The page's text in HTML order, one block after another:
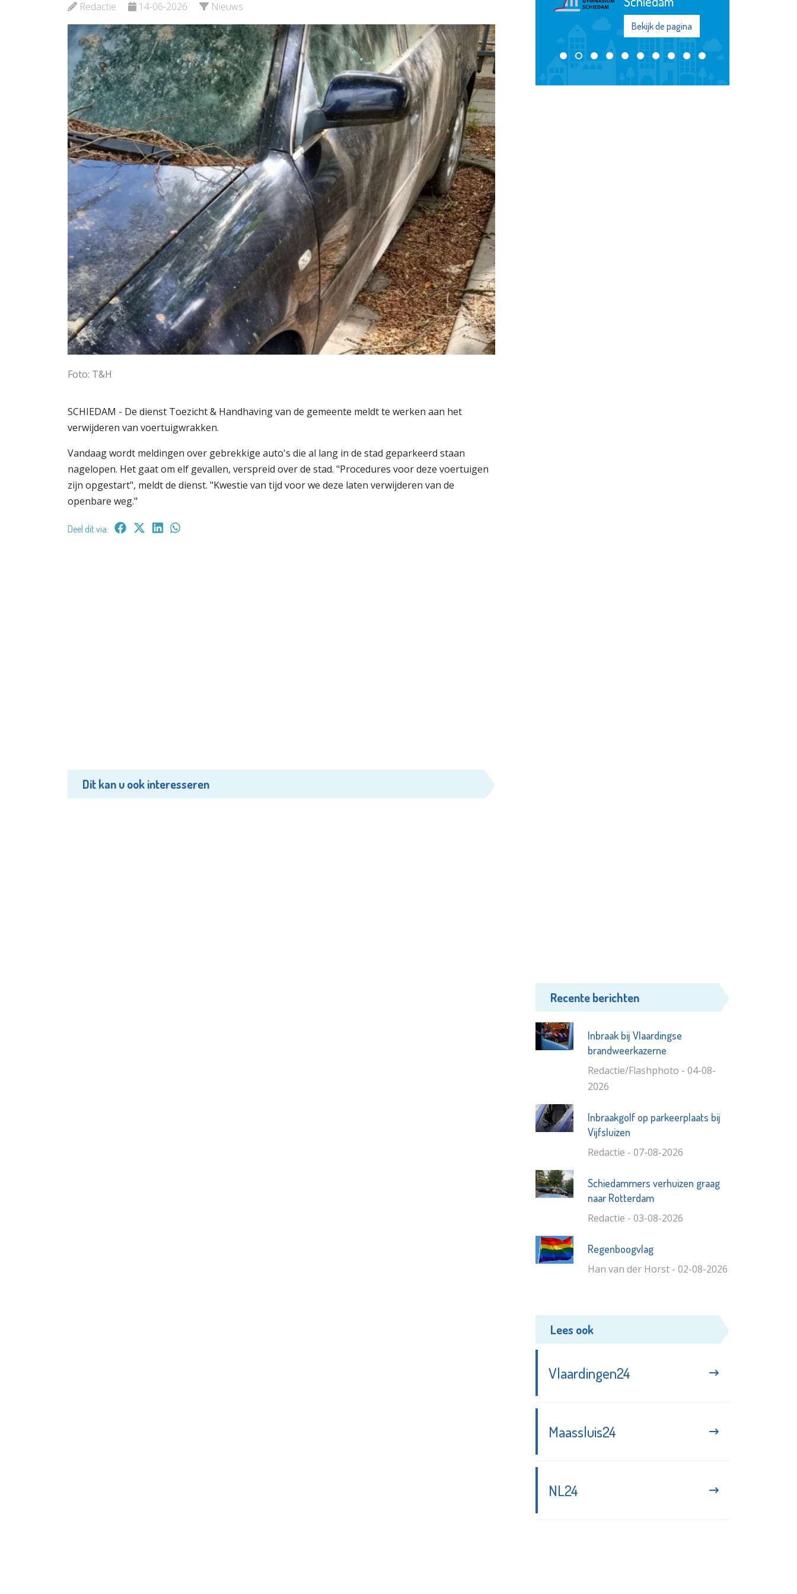
Redactie 14-06-2026 Nieuws
Foto: T&H
SCHIEDAM - De dienst Toezicht & Handhaving van de gemeente meldt te werken aan het
verwijderen van voertuigwrakken.
Vandaag wordt meldingen over gebrekkige auto's die al lang in de stad geparkeerd staan
nagelopen. Het gaat om elf gevallen, verspreid over de stad. "Procedures voor deze voertuigen
zijn opgestart", meldt de dienst. "Kwestie van tijd voor we deze laten verwijderen van de
openbare weg."
Deel dit via:
Dit kan u ook interesseren
Bekijk de pagina
Bekijk de pagina
Bekijk de pagina
Recente berichten
Inbraak bij Vlaardingse
brandweerkazerne
Redactie/Flashphoto - 04-08-
2026
Inbraakgolf op parkeerplaats bij
Vijfsluizen
Redactie - 07-08-2026
Schiedammers verhuizen graag
naar Rotterdam
Redactie - 03-08-2026
Regenboogvlag
Han van der Horst - 02-08-2026
Lees ook
Vlaardingen24
Maassluis24
NL24